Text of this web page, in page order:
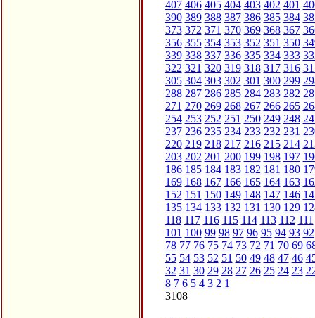
407 406 405 404 403 402 401
390 389 388 387 386 385 384
373 372 371 370 369 368 367
356 355 354 353 352 351 350
339 338 337 336 335 334 333
322 321 320 319 318 317 316
305 304 303 302 301 300 299
288 287 286 285 284 283 282
271 270 269 268 267 266 265
254 253 252 251 250 249 248
237 236 235 234 233 232 231
220 219 218 217 216 215 214
203 202 201 200 199 198 197
186 185 184 183 182 181 180
169 168 167 166 165 164 163
152 151 150 149 148 147 146
135 134 133 132 131 130 129
118 117 116 115 114 113 112 111
101 100 99 98 97 96 95 94 93 92
78 77 76 75 74 73 72 71 70 69
55 54 53 52 51 50 49 48 47 46
32 31 30 29 28 27 26 25 24 23
8 7 6 5 4 3 2 1
3108